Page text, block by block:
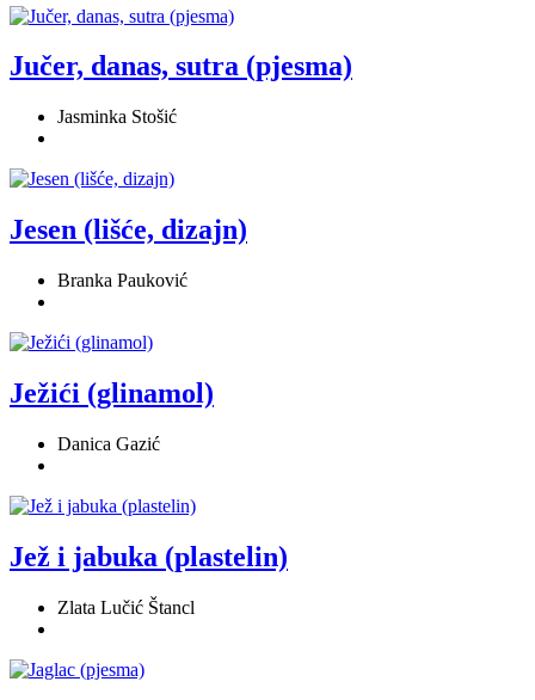
Jučer, danas, sutra (pjesma)
Jasminka Stošić
Jesen (lišće, dizajn)
Branka Pauković
Ježići (glinamol)
Danica Gazić
Jež i jabuka (plastelin)
Zlata Lučić Štancl